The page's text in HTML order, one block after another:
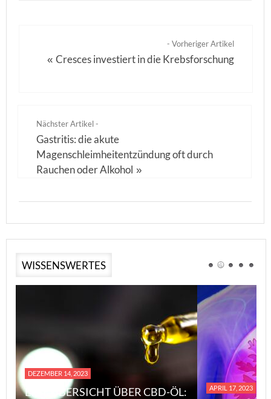
- Vorheriger Artikel
«Cresces investiert in die Krebsforschung
Nächster Artikel -
Gastritis: die akute
Magenschleimheitentzündung oft durch
Rauchen oder Alkohol »
WISSENSWERTES
DEZEMBER 14, 2023
EINE ÜBERSICHT ÜBER CBD-ÖL:
APRIL 17, 2023